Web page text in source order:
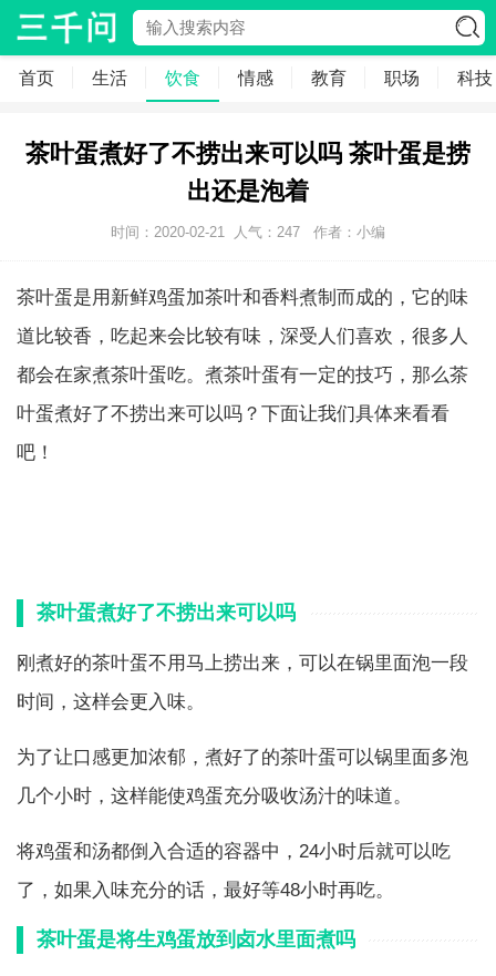
首页 生活 饮食 情感 教育 职场 科技
茶叶蛋煮好了不捞出来可以吗 茶叶蛋是捞
出还是泡着
时间：2020-02-21 人气： 247 作者：小编
茶叶蛋是用新鲜鸡蛋加茶叶和香料煮制而成的，它的味
道比较香，吃起来会比较有味，深受人们喜欢，很多人
都会在家煮茶叶蛋吃。煮茶叶蛋有一定的技巧，那么茶
叶蛋煮好了不捞出来可以吗？下面让我们具体来看看
吧！
茶叶蛋煮好了不捞出来可以吗
刚煮好的茶叶蛋不用马上捞出来，可以在锅里面泡一段
时间，这样会更入味。
为了让口感更加浓郁，煮好了的茶叶蛋可以锅里面多泡
几个小时，这样能使鸡蛋充分吸收汤汁的味道。
将鸡蛋和汤都倒入合适的容器中，24小时后就可以吃
了，如果入味充分的话，最好等48小时再吃。
茶叶蛋是将生鸡蛋放到卤水里面煮吗